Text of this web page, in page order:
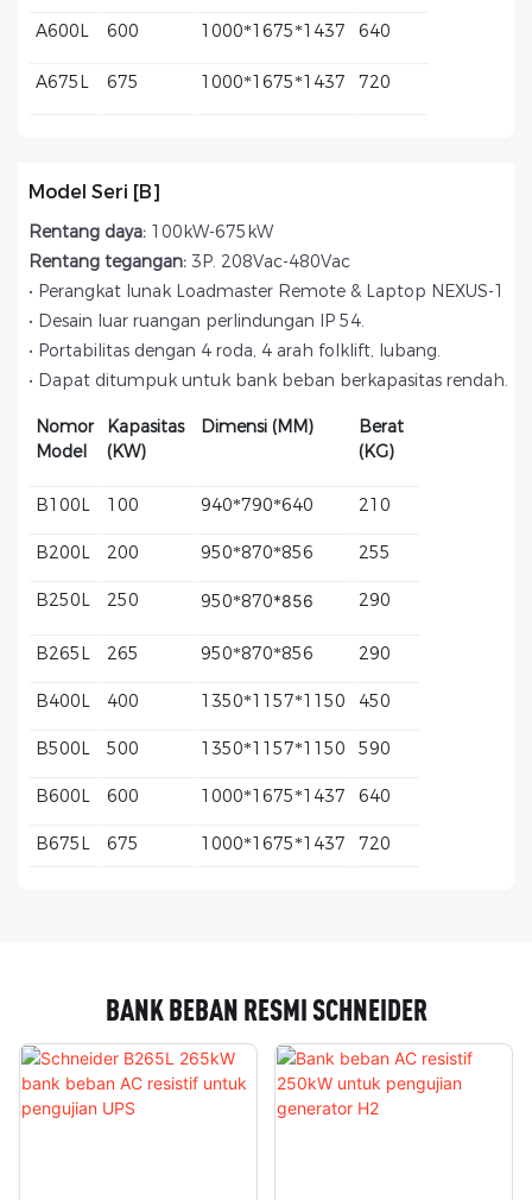
A600L 600 1000*1675*1437 640
A675L 675 1000*1675*1437 720
Model Seri [b]
Rentang daya:100kW-675kW
Rentang tegangan:3P. 208Vac-480Vac
• Perangkat lunak Loadmaster Remote & Laptop NEXUS-1
• Desain luar ruangan perlindungan IP 54.
• Portabilitas dengan 4 roda, 4 arah folklift, lubang.
• Dapat ditumpuk untuk bank beban berkapasitas rendah.
Nomor
Model
Kapasitas
(KW)
Dimensi (MM)
Berat
(KG)
B100L 100 940*790*640 210
B200L 200 950*870*856 255
B250L 250 950*870*856 290
B265L 265 950*870*856 290
B400L 400 1350*1157*1150 450
B500L 500 1350*1157*1150 590
B600L 600 1000*1675*1437 640
B675L 675 1000*1675*1437 720
BANK BEBAN RESMI SCHNEIDER